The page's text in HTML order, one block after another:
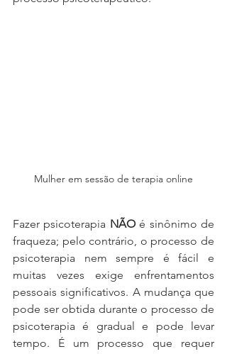
Mulher em sessão de terapia online
Fazer psicoterapia NÃO é sinônimo de
fraqueza; pelo contrário, o processo de
psicoterapia nem sempre é fácil e
muitas vezes exige enfrentamentos
pessoais significativos. A mudança que
pode ser obtida durante o processo de
psicoterapia é gradual e pode levar
tempo. É um processo que requer